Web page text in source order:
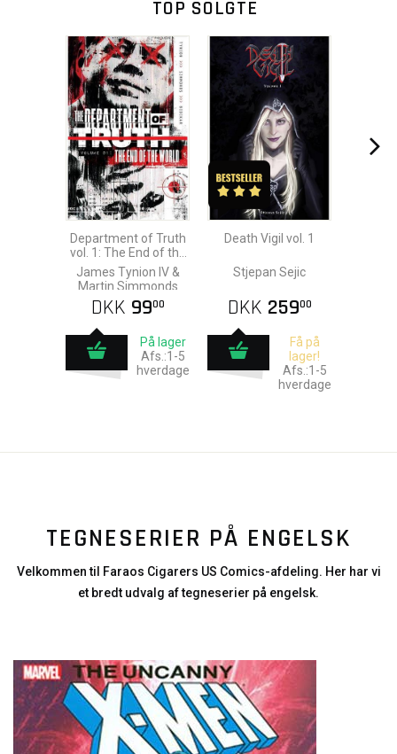
TOP SOLGTE
Department of Truth
vol. 1: The End of the
Year
James Tynion IV &
Martin Simmonds
DKK 9900
På lager
Afs.:1-5
hverdage
Death Vigil vol. 1
Stjepan Sejic
DKK 25900
Få på
lager!
Afs.:1-5
hverdage
TEGNESERIER PÅ ENGELSK
Velkommen til Faraos Cigarers US Comics-afdeling. Her har vi
et bredt udvalg af tegneserier på engelsk.